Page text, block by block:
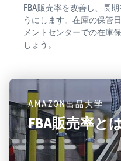
FBA販売率を改善し、長
うにします。在庫の保管
メントセンターでの在庫
しょう。
AMAZON出品大学
FBA販売率と